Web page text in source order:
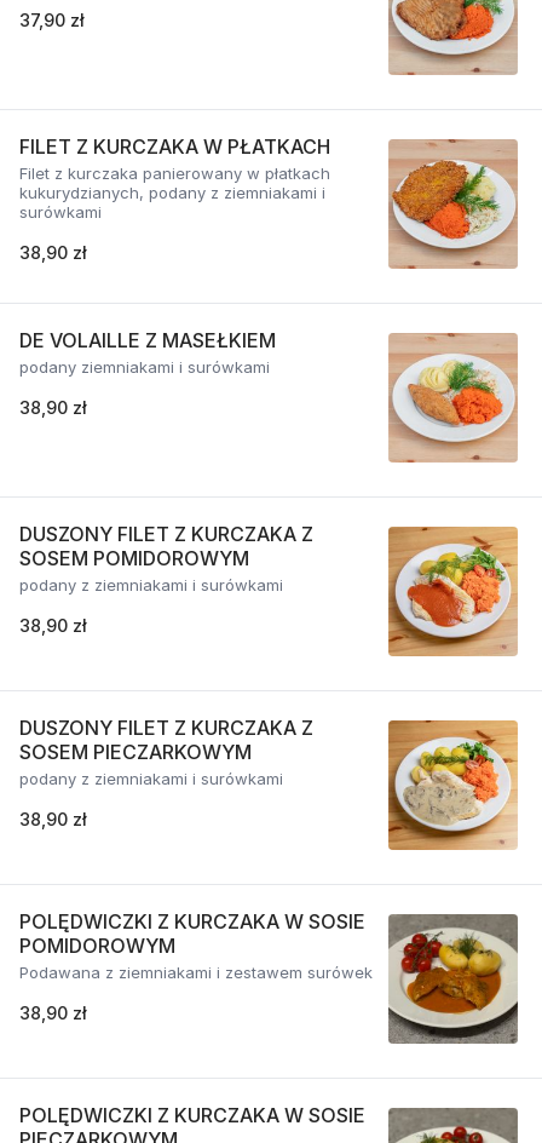
37,90 zł
FILET Z KURCZAKA W PŁATKACH
Filet z kurczaka panierowany w płatkach
kukurydzianych, podany z ziemniakami i
surówkami
38,90 zł
DE VOLAILLE Z MASEŁKIEM
podany ziemniakami i surówkami
38,90 zł
DUSZONY FILET Z KURCZAKA Z
SOSEM POMIDOROWYM
podany z ziemniakami i surówkami
38,90 zł
DUSZONY FILET Z KURCZAKA Z
SOSEM PIECZARKOWYM
podany z ziemniakami i surówkami
38,90 zł
POLĘDWICZKI Z KURCZAKA W SOSIE
POMIDOROWYM
Podawana z ziemniakami i zestawem surówek
38,90 zł
POLĘDWICZKI Z KURCZAKA W SOSIE